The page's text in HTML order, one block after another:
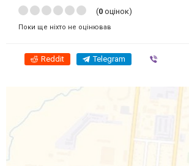
(0 оцінок)
Поки ще ніхто не оцінював
Reddit Telegram